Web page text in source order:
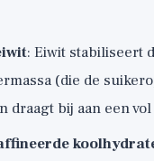
: Eiwit stabiliseert
(die de
draagt bij aan een